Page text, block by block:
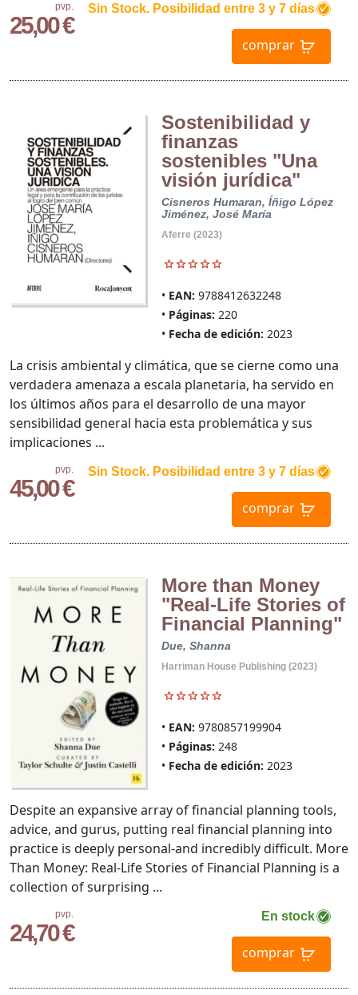
pvp.
25,00 €
Sin Stock. Posibilidad entre 3 y 7 días
comprar
Sostenibilidad y
finanzas
sostenibles "Una
visión jurídica"
Cisneros Humaran, Íñigo López
Jiménez, José María
Aferre (2023)
EAN: 9788412632248
Páginas: 220
Fecha de edición: 2023
pvp.
45,00 €
Sin Stock. Posibilidad entre 3 y 7 días
comprar
La crisis ambiental y climática, que se cierne como una
verdadera amenaza a escala planetaria, ha servido en
los últimos años para el desarrollo de una mayor
sensibilidad general hacia esta problemática y sus
implicaciones ...
More than Money
"Real-Life Stories of
Financial Planning"
Due, Shanna
Harriman House Publishing (2023)
EAN: 9780857199904
Páginas: 248
Fecha de edición: 2023
pvp.
24,70 €
En stock
comprar
Despite an expansive array of financial planning tools,
advice, and gurus, putting real financial planning into
practice is deeply personal-and incredibly difficult. More
Than Money: Real-Life Stories of Financial Planning is a
collection of surprising ...